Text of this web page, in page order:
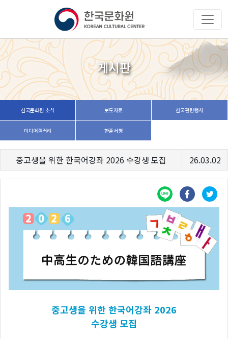
게시판
한국문화원 소식 보도자료 한국관련행사
미디어갤러리 한줄서평
중고생을 위한 한국어강좌 2026 수강생 모집 26.03.02
중고생을 위한한국어강좌 2026
수강생 모집